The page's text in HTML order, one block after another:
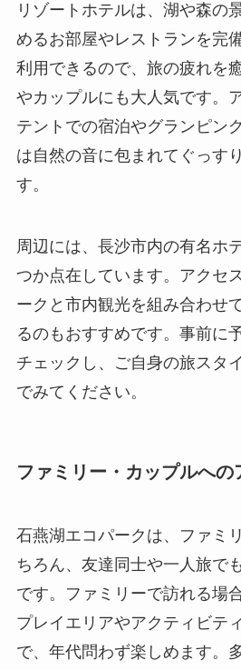
リゾートホテルは、湖や森の
めるお部屋やレストランを完
利用できるので、旅の疲れを
やカップルにも大人気です。
テントでの宿泊やグランピン
は自然の音に包まれてぐっす
す。
周辺には、長沙市内の有名ホ
つか点在しています。アクセ
ークと市内観光を組み合わせ
るのもおすすめです。事前に
チェックし、ご自身の旅スタ
でみてください。
ファミリー・カップルへの
石燕湖エコパークは、ファミ
ちろん、友達同士や一人旅で
です。ファミリーで訪れる場
プレイエリアやアクティビテ
で、年代問わず楽しめます。